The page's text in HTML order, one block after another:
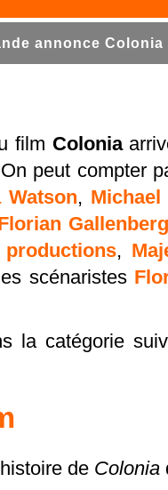
annonce Colonia
film Colonia
peut compter
Watson,
,
scénaristes
la catégorie
de Colonia